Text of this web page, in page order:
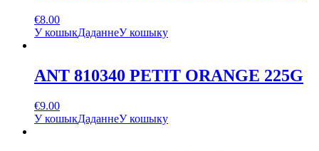
€8.00
У кошыкДаданнеУ кошыку
ANT 810340 PETIT ORANGE 225G
€9.00
У кошыкДаданнеУ кошыку